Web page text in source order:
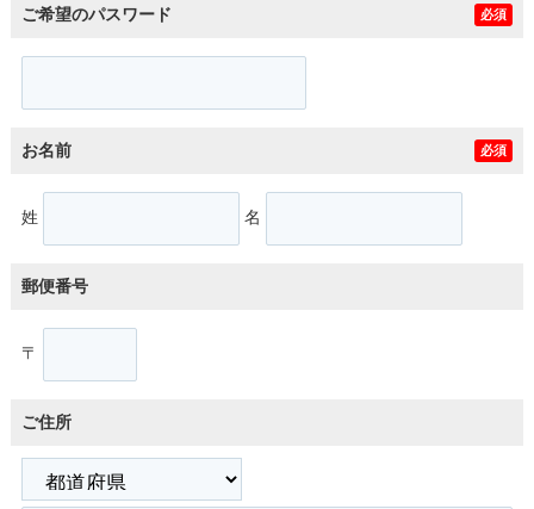
ご希望のパスワード 必須
お名前 必須
姓 名
郵便番号
〒
ご住所